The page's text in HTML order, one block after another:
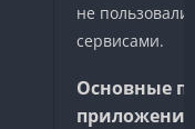
не
сервисами.
Основные
приложения